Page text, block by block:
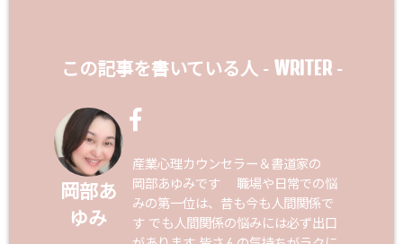
この記事を書いている人 - WRITER-
岡部あ
ゆみ
産業心理カウンセラー＆書道家の
岡部あゆみです 職場や日常での悩
みの第一位は、昔も今も人間関係で
す でも人間関係の悩みには必ず出口